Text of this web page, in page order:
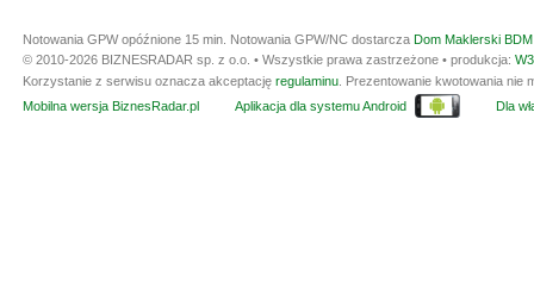
Notowania GPW opóźnione 15 min. Notowania GPW/NC dostarcza Dom Maklerski
© 2010-2026 BIZNESRADAR sp. z o.o. • Wszystkie prawa zastrzeżone • produkcja:
Korzystanie z serwisu oznacza akceptację regulaminu . Prezentowanie kwotowania
Mobilna wersja BiznesRadar.pl
Aplikacja dla systemu Android Dla